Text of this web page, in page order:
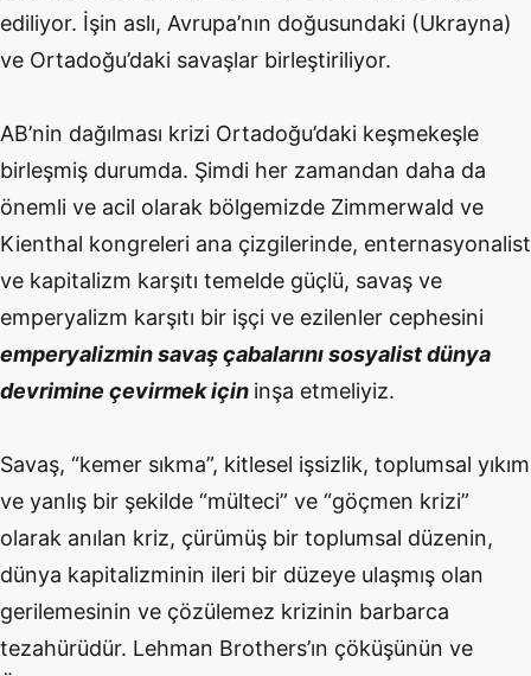
ediliyor. İşin aslı, Avrupa’nın doğusundaki (Ukrayna)
ve Ortadoğu’daki savaşlar birleştiriliyor.
AB’nin dağılması krizi Ortadoğu’daki keşmekeşle
birleşmiş durumda. Şimdi her zamandan daha da
önemli ve acil olarak bölgemizde Zimmerwald ve
Kienthal kongreleri ana çizgilerinde, enternasyonalist
ve kapitalizm karşıtı temelde güçlü, savaş ve
emperyalizm karşıtı bir işçi ve ezilenler cephesini
emperyalizmin savaş çabalarını sosyalist dünya
devrimine çevirmek için inşa etmeliyiz.
Savaş, “kemer sıkma”, kitlesel işsizlik, toplumsal yıkım
ve yanlış bir şekilde “mülteci” ve “göçmen krizi”
olarak anılan kriz, çürümüş bir toplumsal düzenin,
dünya kapitalizminin ileri bir düzeye ulaşmış olan
gerilemesinin ve çözülemez krizinin barbarca
tezahürüdür. Lehman Brothers’ın çöküşünün ve